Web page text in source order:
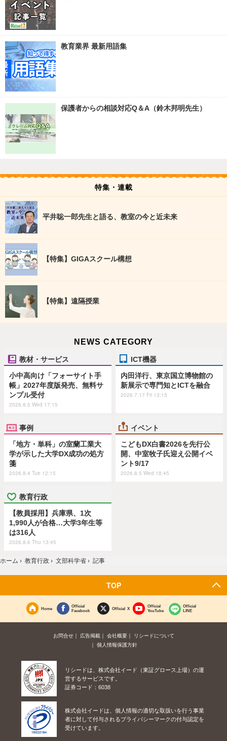
教育業界 最新用語集
保護者からの相談対応Q＆A（鈴木邦明先生）
特集・連載
平井聡一郎先生と語る、教室の今と近未来
【特集】GIGAスクール構想
【特集】遠隔授業
NEWS CATEGORY
教材・サービス
小中高向け「フォーサイト手
帳」2027年度版発売、無料サ
ンプル受付
2026.8.5 Wed 17:15
ICT機器
内田洋行、東京国立博物館の
新展示で専門知とICTを融合
2026.7.17 Fri 13:15
事例
「地方・単科」の室蘭工業大
学が示した大学DX成功の処方
箋
2026.8.4 Tue 12:15
イベント
こどもDX白書2026を先行公
開、中室牧子氏迎え公開イベ
ント9/17
2026.8.5 Wed 18:45
教育行政
【教員採用】兵庫県、1次
1,990人が合格…大学3年生等
は316人
2026.8.6 Thu 13:45
ホーム › 教育行政 › 文部科学省 › 記事
TOP
Home
Official
Facebook
Official X
Official
YouTube
Official
LINE
お問合せ 広告掲載 会社概要
リシードについて
個人情報保護方針
リシードは、株式会社イード（東証グロース上場）の運
営するサービスです。
証券コード：6038
株式会社イードは、個人情報の適切な取扱いを行う事業
者に対して付与されるプライバシーマークの付与認定を
受けています。